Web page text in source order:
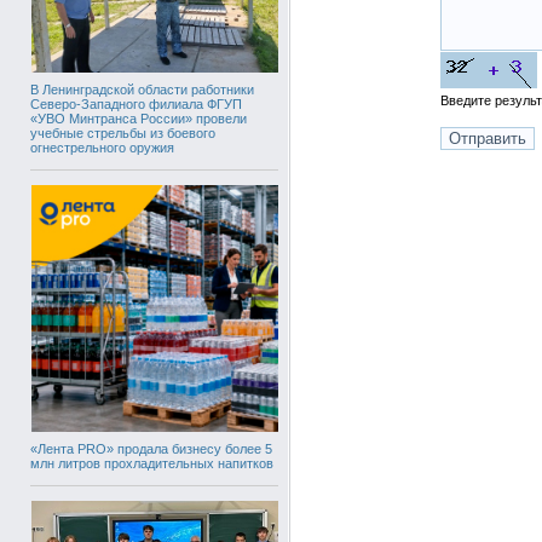
В Ленинградской области работники
Северо-Западного филиала ФГУП
«УВО Минтранса России» провели
учебные стрельбы из боевого
огнестрельного оружия
«Лента PRO» продала бизнесу более 5
млн литров прохладительных напитков
Введите